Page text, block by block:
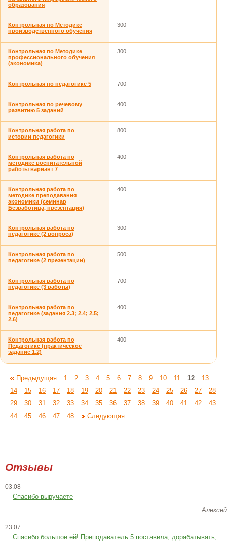
образования
Контрольная по Методике
производственного обучения
300
Контрольная по Методике
профессионального обучения
(экономика)
300
Контрольная по педагогике 5 700
Контрольная по речевому
развитию 5 заданий
400
Контрольная работа по
истории педагогики
800
Контрольная работа по
методике воспитательной
работы вариант 7
400
Контрольная работа по
методике преподавания
экономики (семинар
Безработица, презентация)
400
Контрольная работа по
педагогике (2 вопроса)
300
Контрольная работа по
педагогике (2 презентации)
500
Контрольная работа по
педагогике (3 работы)
700
Контрольная работа по
педагогике (задания 2.3; 2.4; 2.5;
2.6)
400
Контрольная работа по
Педагогике (практическое
задание 1,2)
400
Предыдущая 1 2 3 4 5 6 7 8 9 10 11 12
13
14
15 16 17 18 19 20 21 22 23 24 25 26 27
28
29
30 31 32 33 34 35 36 37 38 39 40 41 42
43
44
45 46 47 48 Следующая
Отзывы
03.08
Спасибо выручаете
Алексей
23.07
Cпасибо большое ей! Преподаватель 5 поставила, дорабатывать,